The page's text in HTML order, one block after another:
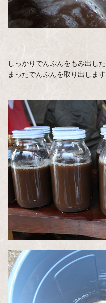
しっかりでんぷんをもみ出し
まったでんぷんを取り出します